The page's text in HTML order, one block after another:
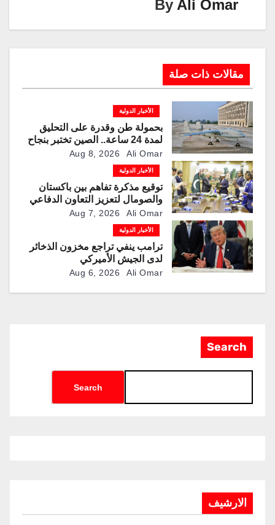
By Ali Omar
مقالات ذات صلة
الأخبار الدولية
بحمولة طن وقدرة على التحليق
لمدة 24 ساعة.. الصين تختبر بنجاح
مسيّرة “TP200”
Aug 8, 2026 Ali Omar
الأخبار الدولية
توقيع مذكرة تفاهم بين باكستان
والصومال لتعزيز التعاون الدفاعي
Aug 7, 2026 Ali Omar
الأخبار الدولية
ترامب ينفي تراجع مخزون الذخائر
لدى الجيش الأميركي
Aug 6, 2026 Ali Omar
Search
Search
الارشيف